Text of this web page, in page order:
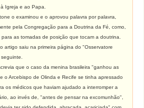
à Igreja e ao Papa.
o examinou e o aprovou palavra por palavra,
pela Congregação para a Doutrina da Fé, como,
as tomadas de posição que tocam a doutrina.
saiu na primeira página do "Osservatore
seguinte.
que o caso da menina brasileira "ganhou as
o Arcebispo de Olinda e Recife se tinha apressado
os médicos que haviam ajudado a interromper a
ao invés de, "antes de pensar na excomunhão",